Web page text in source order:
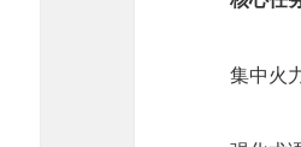
集中火